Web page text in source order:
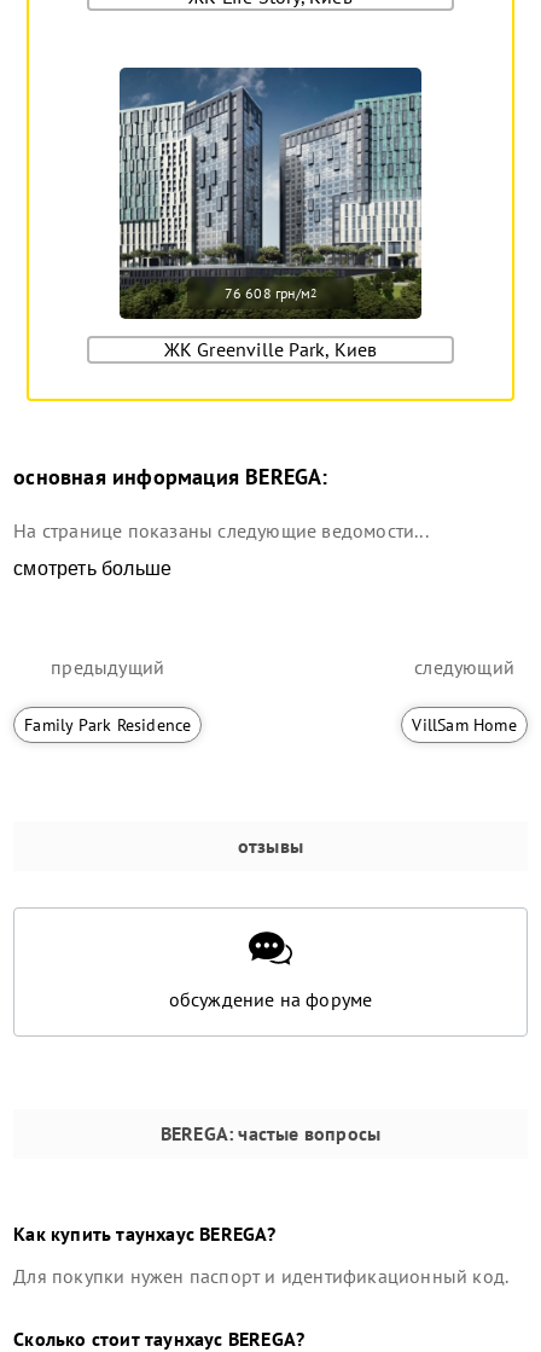
76 608 грн/м2
ЖК Greenville Park, Киев
основная информация BEREGA:
На странице показаны следующие ведомости...
смотреть больше
предыдущий
Family Park Residence
следующий
VillSam Home
отзывы
обсуждение на форуме
BEREGA: частые вопросы
Как купитьтаунхаус BEREGA?
Для покупки нужен паспорт и идентификационный код.
Сколько стоиттаунхаус BEREGA?